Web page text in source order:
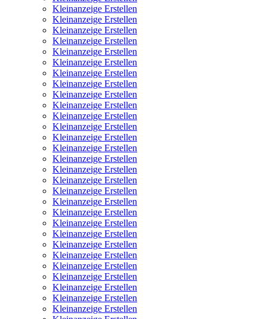
Kleinanzeige Erstellen
Kleinanzeige Erstellen
Kleinanzeige Erstellen
Kleinanzeige Erstellen
Kleinanzeige Erstellen
Kleinanzeige Erstellen
Kleinanzeige Erstellen
Kleinanzeige Erstellen
Kleinanzeige Erstellen
Kleinanzeige Erstellen
Kleinanzeige Erstellen
Kleinanzeige Erstellen
Kleinanzeige Erstellen
Kleinanzeige Erstellen
Kleinanzeige Erstellen
Kleinanzeige Erstellen
Kleinanzeige Erstellen
Kleinanzeige Erstellen
Kleinanzeige Erstellen
Kleinanzeige Erstellen
Kleinanzeige Erstellen
Kleinanzeige Erstellen
Kleinanzeige Erstellen
Kleinanzeige Erstellen
Kleinanzeige Erstellen
Kleinanzeige Erstellen
Kleinanzeige Erstellen
Kleinanzeige Erstellen
Kleinanzeige Erstellen